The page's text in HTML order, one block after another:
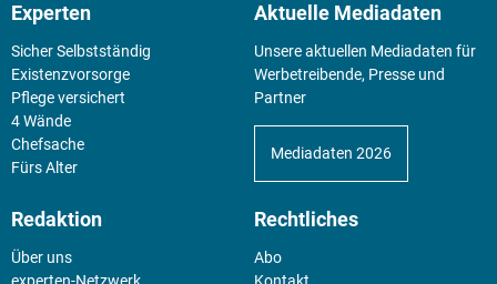
Experten
Sicher Selbstständig
Existenz­vorsorge
Pflege versichert
4 Wände
Chefsache
Fürs Alter
Aktuelle Mediadaten
Unsere aktuellen Mediadaten für
Werbetreibende, Presse und
Partner
Mediadaten 2026
Redaktion
Über uns
Rechtliches
Abo